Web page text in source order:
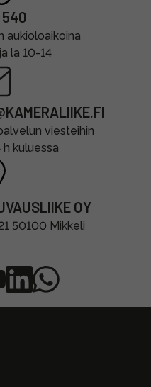
540
aukioloaikoina
la 10-14
viesteihin
kuluessa
OY
50100 Mikkeli